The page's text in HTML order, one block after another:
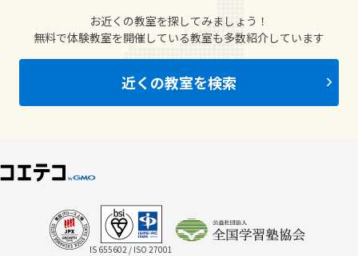
お近くの教室を探してみましょう！
無料で体験教室を開催している教室も多数紹介しています
近くの教室を検索
IS 655602 / ISO 27001